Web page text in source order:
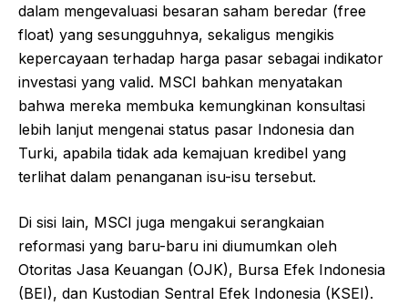
dalam mengevaluasi besaran saham beredar (free
float) yang sesungguhnya, sekaligus mengikis
kepercayaan terhadap harga pasar sebagai indikator
investasi yang valid. MSCI bahkan menyatakan
bahwa mereka membuka kemungkinan konsultasi
lebih lanjut mengenai status pasar Indonesia dan
Turki, apabila tidak ada kemajuan kredibel yang
terlihat dalam penanganan isu-isu tersebut.
Di sisi lain, MSCI juga mengakui serangkaian
reformasi yang baru-baru ini diumumkan oleh
Otoritas Jasa Keuangan (OJK), Bursa Efek Indonesia
(BEI), dan Kustodian Sentral Efek Indonesia (KSEI).